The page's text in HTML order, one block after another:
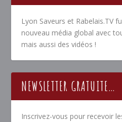
Lyon Saveurs et Rabelais.TV
nouveau média global avec
mais aussi des vidéos !
NEWSLETTER GRATUITE…
Inscrivez-vous pour recevoir